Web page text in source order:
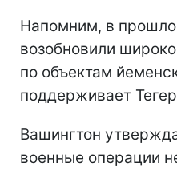
Напомним, в
возобновили
по объектам
поддерживает
Вашингтон
военные операции